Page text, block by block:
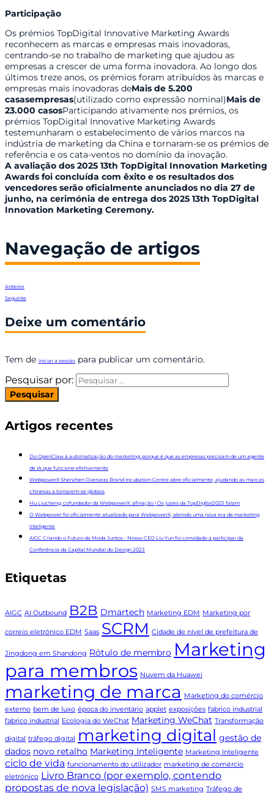
Participação
Os prémios TopDigital Innovative Marketing Awards
reconhecem as marcas e empresas mais inovadoras,
centrando-se no trabalho de marketing que ajudou as
empresas a crescer de uma forma inovadora. Ao longo dos
últimos treze anos, os prémios foram atribuídos às marcas e
empresas mais inovadoras deMais de 5.200
casasempresas(utilizado como expressão nominal)Mais de
23.000 casosParticipando ativamente nos prémios, os
prémios TopDigital Innovative Marketing Awards
testemunharam o estabelecimento de vários marcos na
indústria de marketing da China e tornaram-se os prémios de
referência e os cata-ventos no domínio da inovação.
A avaliação dos 2025 13th TopDigital Innovation Marketing
Awards foi concluída com êxito e os resultados dos
vencedores serão oficialmente anunciados no dia 27 de
junho, na cerimónia de entrega dos 2025 13th TopDigital
Innovation Marketing Ceremony.
Navegação de artigos
Anterior
Seguinte
Deixe um comentário
Tem de iniciar a sessão para publicar um comentário.
Pesquisar por:
Artigos recentes
Do OpenClaw à automatização do marketing: porque é que as empresas precisam de um agente
de IA que funcione efetivamente
WebpowerX Shenzhen Overseas Brand Incubation Centre abre oficialmente, ajudando as marcas
chinesas a tornarem-se globais
Hu Liucheng, cofundador da WebpowerX: afinação | Os juízes da TopDigital2025 falam
O Webpower foi oficialmente atualizado para WebpowerX, abrindo uma nova era de marketing
inteligente
AIGC Criando o Futuro da Moda Juntos - Nosso CEO Liu Yun foi convidado a participar da
Conferência da Capital Mundial do Design 2023
Etiquetas
AIGC AI Outbound B2B Dmartech Marketing EDM Marketing por
correio eletrónico EDM Saas SCRM Cidade de nível de prefeitura de
Jingdong em Shandong Rótulo de membro Marketing
para membros Nuvem da Huawei
marketing de marca
Marketing do comércio
externo bem de luxo época do inventário applet exposições fabrico industrial
fabrico industrial Ecologia do WeChat Marketing WeChat Transformação
digital tráfego digital marketing digital gestão de
dados novo retalho Marketing Inteligente Marketing Inteligente
ciclo de vida funcionamento do utilizador marketing de comércio
eletrónico Livro Branco (por exemplo, contendo
propostas de nova legislação) SMS marketing Tráfego de